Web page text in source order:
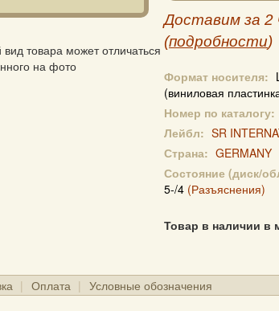
вид товара может отличаться
на фото
Доставим за 2
(подробности)
Формат носителя:
(виниловая
Номер по каталогу:
Лейбл: SR
Страна: GERMANY
Состояние (диск/
5-/4 (Разъяснения)
Товар в наличии в
Оплата Условные обозначения